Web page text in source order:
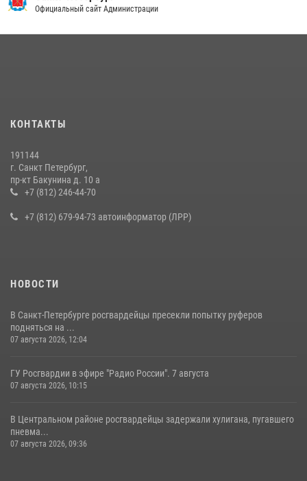
угрожавшего мужчине пневматическим пистолетом
на III Международном петербургском цифровом форуме
В Ленобласти сотрудники Росгвардии провели встречу с
воспитанниками детского клуба «Умные каникулы»
Официальный сайт Администрации
КОНТАКТЫ
191144
г. Санкт Петербург,
пр-кт Бакунина д. 10 а
+7 (812) 246-44-70
+7 (812) 679-94-73 автоинформатор (ЛРР)
НОВОСТИ
В Санкт-Петербурге росгвардейцы пресекли попытку руферов
подняться на ...
07 августа 2026, 12:04
ГУ Росгвардии в эфире "Радио России". 7 августа
07 августа 2026, 10:15
В Центральном районе росгвардейцы задержали хулигана, пугавшего
пневма...
07 августа 2026, 09:36